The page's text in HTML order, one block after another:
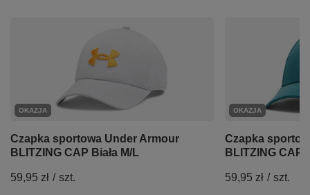
OKAZJA
Czapka sportowa Under Armour
BLITZING CAP Biała M/L
59,95 zł / szt.
OKAZJA
Czapka
BLITZING CAP
59,95 zł / szt.